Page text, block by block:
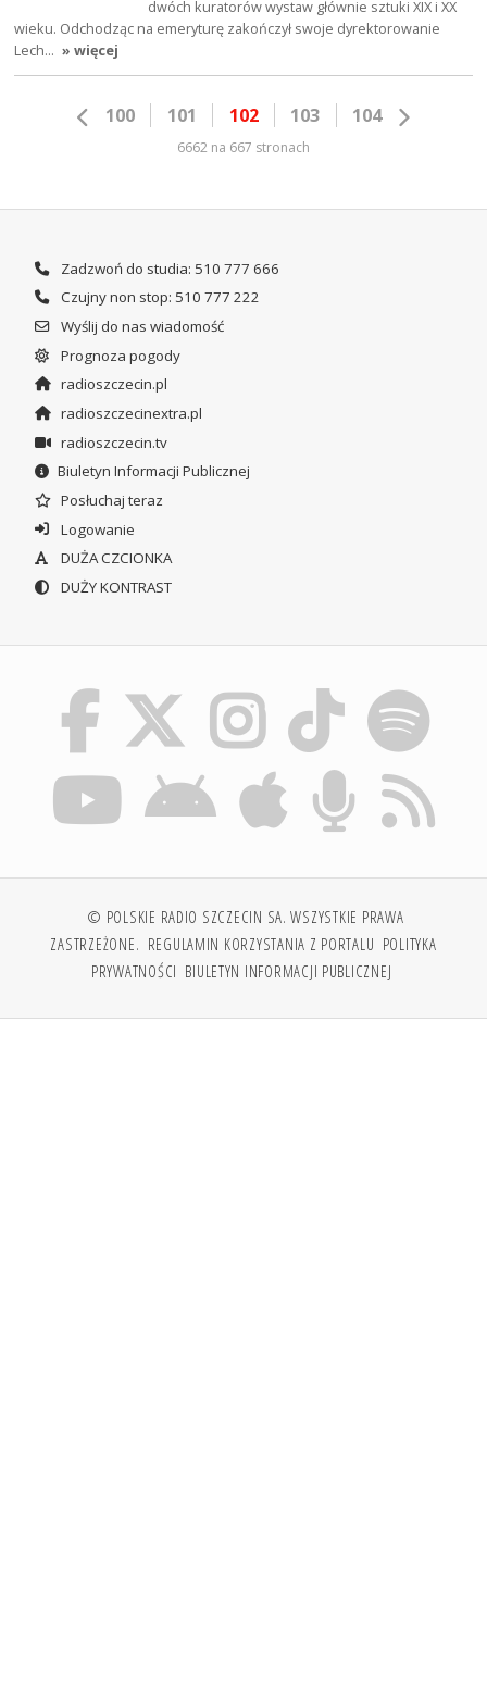
dwóch kuratorów wystaw głównie sztuki XIX i XX
wieku. Odchodząc na emeryturę zakończył swoje dyrektorowanie
Lech… » więcej
100 101 102 103 104
6662 na 667 stronach
Zadzwoń do studia: 510 777 666
Czujny non stop: 510 777 222
Wyślij do nas wiadomość
Prognoza pogody
radioszczecin.pl
radioszczecinextra.pl
radioszczecin.tv
Biuletyn Informacji Publicznej
Posłuchaj teraz
Logowanie
DUŻA CZCIONKA
DUŻY KONTRAST
© POLSKIE RADIO SZCZECIN SA. WSZYSTKIE PRAWA
ZASTRZEŻONE. REGULAMIN KORZYSTANIA Z PORTALU POLITYKA
PRYWATNOŚCI BIULETYN INFORMACJI PUBLICZNEJ